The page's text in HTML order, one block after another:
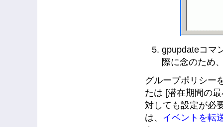
gpupdateコマ
際に念のため
グループポリシー
たは [潜在期間の
対しても設定が必
は、 イベントを転